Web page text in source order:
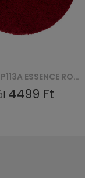
SZŐNYEG P113A ESSENCE ROUND (KOŁO) - GRANATOWY
4499 Ft